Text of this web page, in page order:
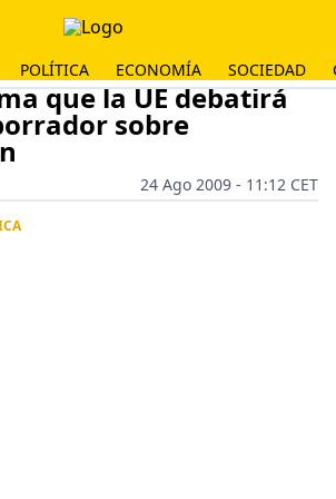
POLÍTICA ECONOMÍA SOCIEDAD
que la UE debatirá
sobre
24 Ago 2009 - 11:12 CET